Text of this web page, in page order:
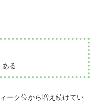
ある
ーク位から増え続けてい